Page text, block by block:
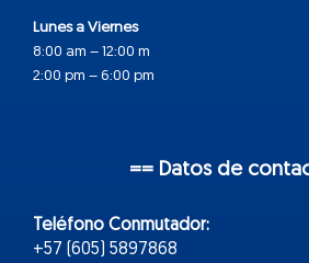
Lunes a Viernes
8:00 am – 12:00 m
2:00 pm – 6:00 pm
== Datos de
Teléfono Conmutador:
+57 (605) 5897868